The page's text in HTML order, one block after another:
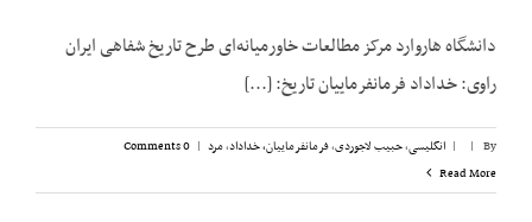
دانشگاه هاروارد مرکز مطالعات خاورمیانه‌ای طرح تاریخ شفاهی ایران
راوی: خداداد فرمانفرماییان تاریخ: [...]
By
|
| انگلیسی,حبیب لاجوردی,فرمانفرماییان، خداداد,مرد |
0 Comments
Read More